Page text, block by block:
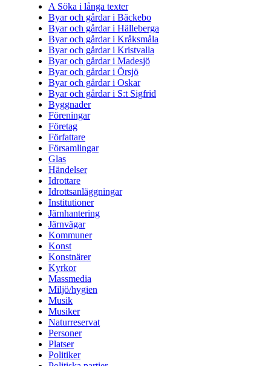
A Söka i långa texter
Byar och gårdar i Bäckebo
Byar och gårdar i Hälleberga
Byar och gårdar i Kråksmåla
Byar och gårdar i Kristvalla
Byar och gårdar i Madesjö
Byar och gårdar i Örsjö
Byar och gårdar i Oskar
Byar och gårdar i S:t Sigfrid
Byggnader
Föreningar
Företag
Författare
Församlingar
Glas
Händelser
Idrottare
Idrottsanläggningar
Institutioner
Järnhantering
Järnvägar
Kommuner
Konst
Konstnärer
Kyrkor
Massmedia
Miljö/hygien
Musik
Musiker
Naturreservat
Personer
Platser
Politiker